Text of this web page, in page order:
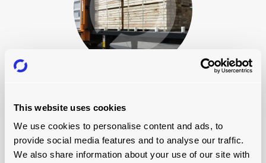
This website uses cookies
We use cookies to personalise content and ads, to
provide social media features and to analyse our traffic.
We also share information about your use of our site with
見てください